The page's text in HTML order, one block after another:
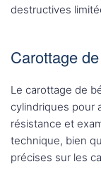
destructives
Carottage
Le carottage de
cylindriques pour
résistance et
technique, bien
précises sur les